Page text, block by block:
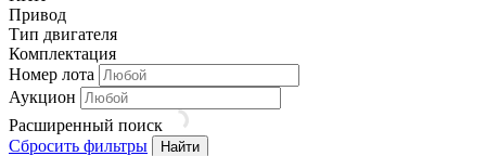
Привод
Тип двигателя
Комплектация
Номер лота
Аукцион
Расширенный поиск
Сбросить фильтры
Найти